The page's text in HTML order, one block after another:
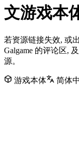
文游戏本
若资源链接失效, 或
Galgame 的评论区,
源。
游戏本体 简体